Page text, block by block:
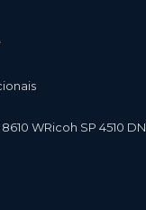
8610 W Ricoh SP 4510 DN